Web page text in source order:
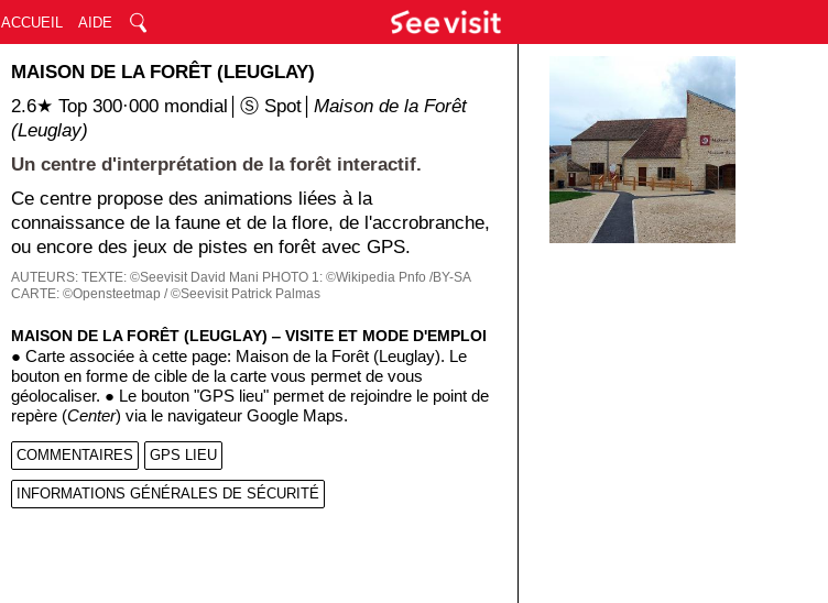
ACCUEIL AIDE
MAISON DE LA FORÊT (LEUGLAY)
2.6★ Top 300·000 mondial│Ⓢ Spot│Maison de la Forêt
(Leuglay)
Un centre d'interprétation de la forêt interactif.
Ce centre propose des animations liées à la
connaissance de la faune et de la flore, de l'accrobranche,
ou encore des jeux de pistes en forêt avec GPS.
AUTEURS:TEXTE: ©Seevisit David Mani PHOTO 1: ©Wikipedia Pnfo /BY-SA
CARTE: ©Opensteetmap / ©Seevisit Patrick Palmas
MAISON DE LA FORÊT (LEUGLAY) ‒ VISITE ET MODE D'EMPLOI
● Carte associée à cette page: Maison de la Forêt (Leuglay). Le
bouton en forme de cible de la carte vous permet de vous
géolocaliser. ● Le bouton "GPS lieu" permet de rejoindre le point de
repère (Center) via le navigateur Google Maps.
COMMENTAIRES GPS LIEU
INFORMATIONS GÉNÉRALES DE SÉCURITÉ